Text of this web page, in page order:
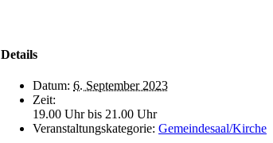
Details
Datum: 6. September 2023
Zeit:
19.00 Uhr bis 21.00 Uhr
Veranstaltungskategorie: Gemeindesaal/Kirche